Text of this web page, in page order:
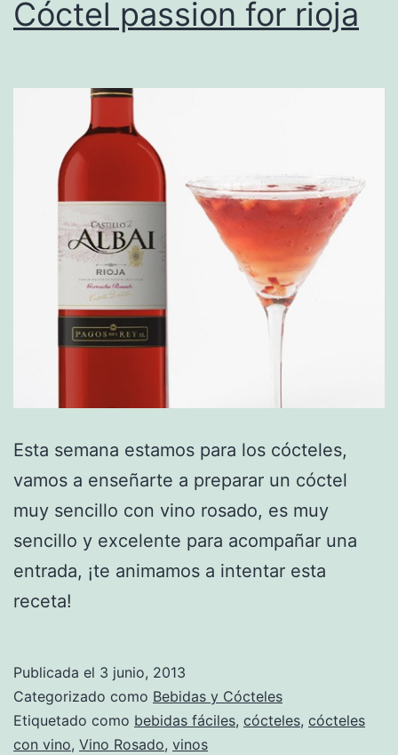
Cóctel passion for rioja
Esta semana estamos para los cócteles,
vamos a enseñarte a preparar un cóctel
muy sencillo con vino rosado, es muy
sencillo y excelente para acompañar una
entrada, ¡te animamos a intentar esta
receta!
Publicada el 3 junio, 2013
Categorizado como Bebidas y Cócteles
Etiquetado como bebidas fáciles, cócteles, cócteles
con vino, Vino Rosado, vinos